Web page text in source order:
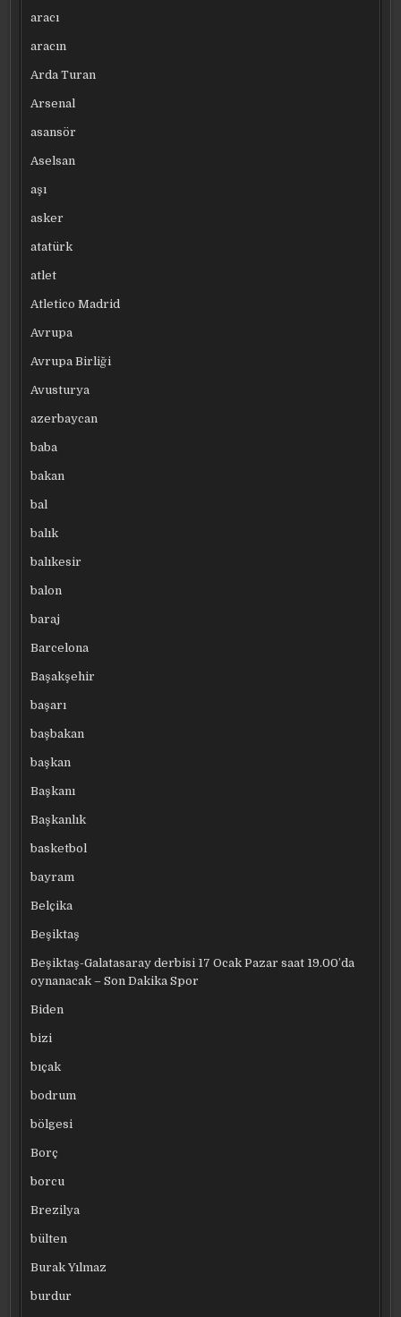
aracı
aracın
Arda Turan
Arsenal
asansör
Aselsan
aşı
asker
atatürk
atlet
Atletico Madrid
Avrupa
Avrupa Birliği
Avusturya
azerbaycan
baba
bakan
bal
balık
balıkesir
balon
baraj
Barcelona
Başakşehir
başarı
başbakan
başkan
Başkanı
Başkanlık
basketbol
bayram
Belçika
Beşiktaş
Beşiktaş-Galatasaray derbisi 17 Ocak Pazar saat 19.00’da
oynanacak – Son Dakika Spor
Biden
bizi
bıçak
bodrum
bölgesi
Borç
borcu
Brezilya
bülten
Burak Yılmaz
burdur